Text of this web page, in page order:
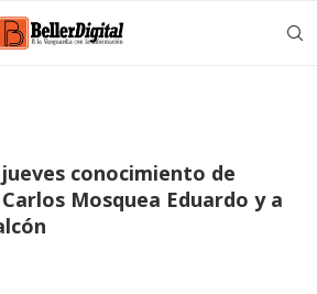
conocimiento de
Mosquea Eduardo y a